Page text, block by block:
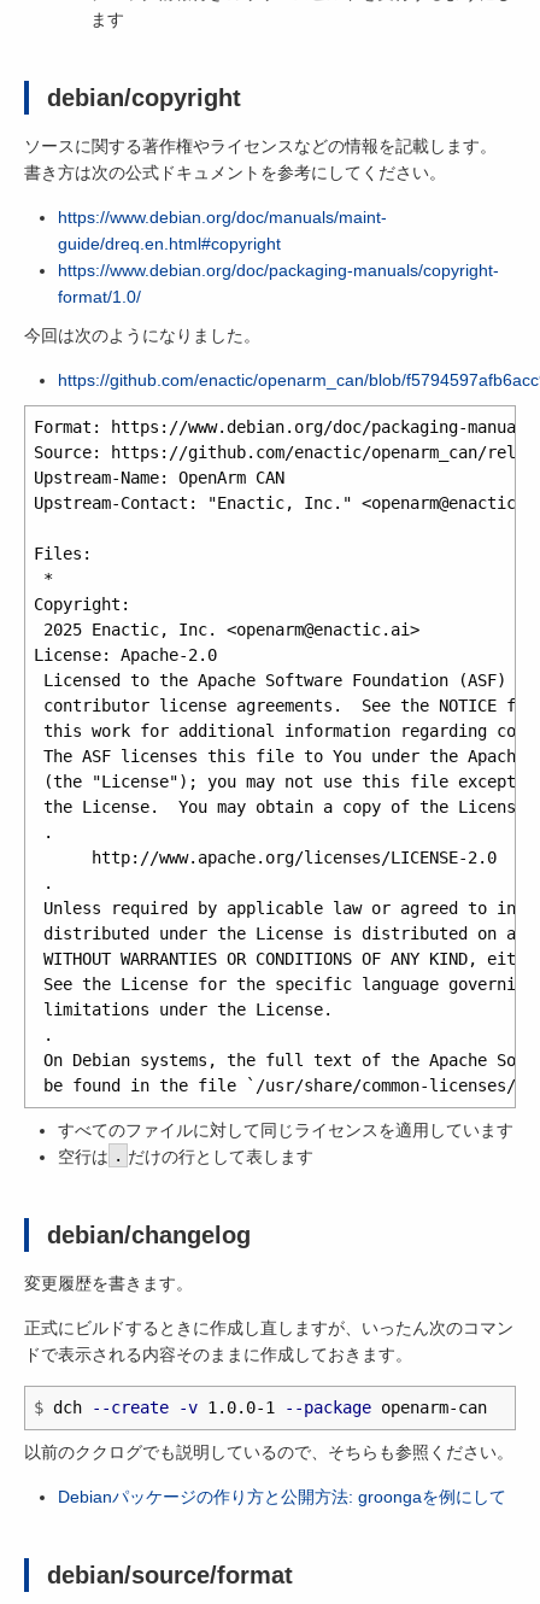
ます
debian/copyright
ソースに関する著作権やライセンスなどの情報を記載します。
書き方は次の公式ドキュメントを参考にしてください。
https://www.debian.org/doc/manuals/maint-
guide/dreq.en.html#copyright
https://www.debian.org/doc/packaging-manuals/copyright-
format/1.0/
今回は次のようになりました。
https://github.com/enactic/openarm_can/blob/
Format: https://www.debian.org/doc/packaging-
Source: https://github.com/enactic/openarm_can/
Upstream-Name: OpenArm CAN
Upstream-Contact: "Enactic, Inc."
Files:
*
Copyright:
2025 Enactic, Inc. <openarm@enactic.ai>
License: Apache-2.0
Licensed to the Apache Software Foundation (ASF)
contributor license agreements.  See the NOTICE
this work for additional information regarding
The ASF licenses this file to You under the Apache
(the "License"); you may not use this file except
the License.  You may obtain a copy of the License
.
      http://www.apache.org/licenses/LICENSE-2.0
.
Unless required by applicable law or agreed to in
distributed under the License is distributed on an
WITHOUT WARRANTIES OR CONDITIONS OF ANY KIND,
See the License for the specific language governing
limitations under the License.
.
On Debian systems, the full text of the Apache
すべてのファイルに対して同じライセンスを適用しています
空行は . だけの行として表します
debian/changelog
変更履歴を書きます。
正式にビルドするときに作成し直しますが、いったん次のコマン
ドで表示される内容そのままに作成しておきます。
$ dch --create -v 1.0.0-1 --package
以前のククログでも説明しているので、そちらも参照ください。
Debianパッケージの作り方と公開方法: groongaを例にして
debian/source/format